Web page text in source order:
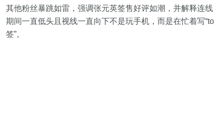
其他粉丝暴跳如雷，强调张元英签售好评如潮，并解释连线
期间一直低头且视线一直向下不是玩手机，而是在忙着写“to
签”。